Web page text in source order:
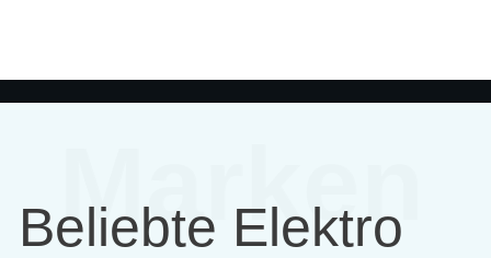
Marken
Beliebte Elektro